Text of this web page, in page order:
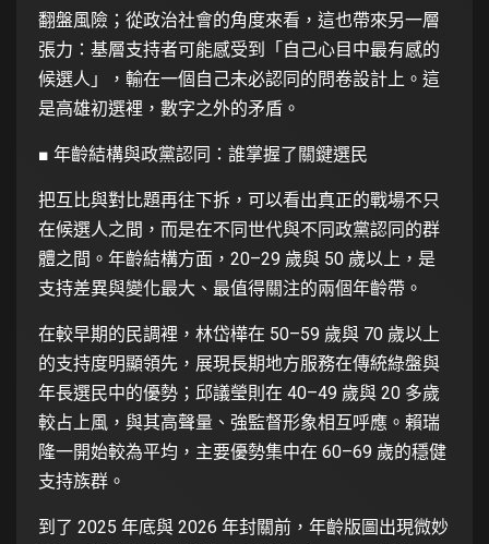
翻盤風險；從政治社會的角度來看，這也帶來另一層
張力：基層支持者可能感受到「自己心目中最有感的
候選人」，輸在一個自己未必認同的問卷設計上。這
是高雄初選裡，數字之外的矛盾。
■ 年齡結構與政黨認同：誰掌握了關鍵選民
把互比與對比題再往下拆，可以看出真正的戰場不只
在候選人之間，而是在不同世代與不同政黨認同的群
體之間。年齡結構方面，20–29 歲與 50 歲以上，是
支持差異與變化最大、最值得關注的兩個年齡帶。
在較早期的民調裡，林岱樺在 50–59 歲與 70 歲以上
的支持度明顯領先，展現長期地方服務在傳統綠盤與
年長選民中的優勢；邱議瑩則在 40–49 歲與 20 多歲
較占上風，與其高聲量、強監督形象相互呼應。賴瑞
隆一開始較為平均，主要優勢集中在 60–69 歲的穩健
支持族群。
到了 2025 年底與 2026 年封關前，年齡版圖出現微妙